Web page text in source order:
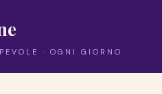
· OGNI GIORNO